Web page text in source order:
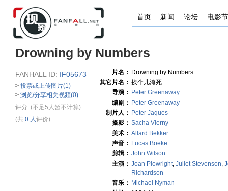
首页 新闻 论坛 电影节
Drowning by Numbers
FANHALL ID: IF05673
> 投票或上传图片(1)
> 浏览/分享相关视频(0)
评分: (不足5人暂不计算)
(共 0 人评价)
片名： Drowning by Numbers
其它片名： 挨个儿淹死
导演： Peter Greenaway
编剧： Peter Greenaway
制片人： Peter Jaques
摄影： Sacha Vierny
美术： Allard Bekker
声音： Lucas Boeke
剪辑： John Wilson
主演： Joan Plowright, Juliet Stevenson,
Richardson
音乐： Michael Nyman